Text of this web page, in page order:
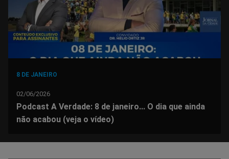
8 DE JANEIRO
02/06/2026
Podcast A Verdade: 8 de janeiro... O dia que ainda
não acabou (veja o vídeo)